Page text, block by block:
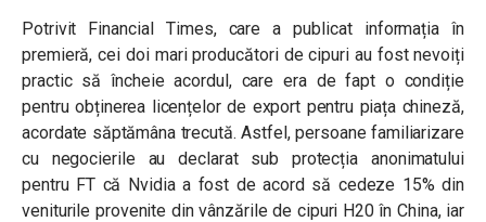
Potrivit Financial Times, care a publicat informația în
premieră, cei doi mari producători de cipuri au fost nevoiți
practic să încheie acordul, care era de fapt o condiție
pentru obținerea licențelor de export pentru piața chineză,
acordate săptămâna trecută. Astfel, persoane familiarizare
cu negocierile au declarat sub protecția anonimatului
pentru FT că Nvidia a fost de acord să cedeze 15% din
veniturile provenite din vânzările de cipuri H20 în China, iar